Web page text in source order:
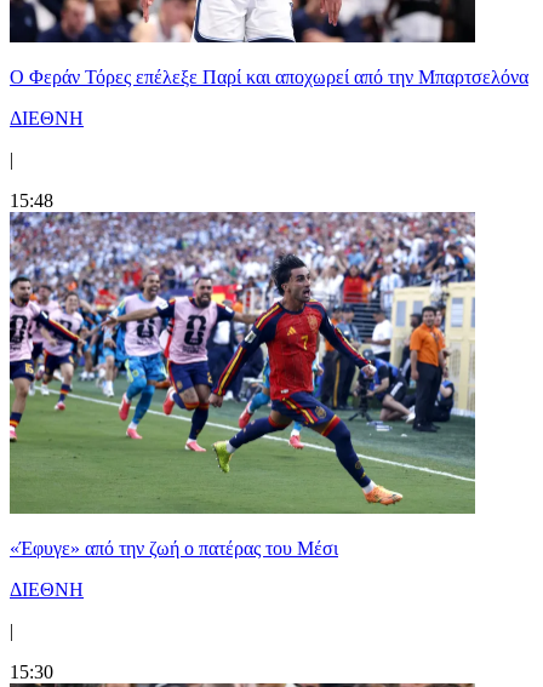
Ο Φεράν Τόρες επέλεξε Παρί και αποχωρεί από την Μπαρτσελόνα
ΔΙΕΘΝΗ
|
15:48
«Έφυγε» από την ζωή ο πατέρας του Μέσι
ΔΙΕΘΝΗ
|
15:30